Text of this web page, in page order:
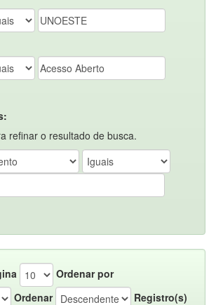
refinar o resultado de busca.
Ordenar por
Ordenar
Registro(s)